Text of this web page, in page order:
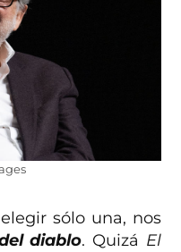
sólo una, nos
diablo. Quizá El